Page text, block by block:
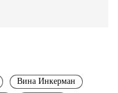
Вина Инкерман